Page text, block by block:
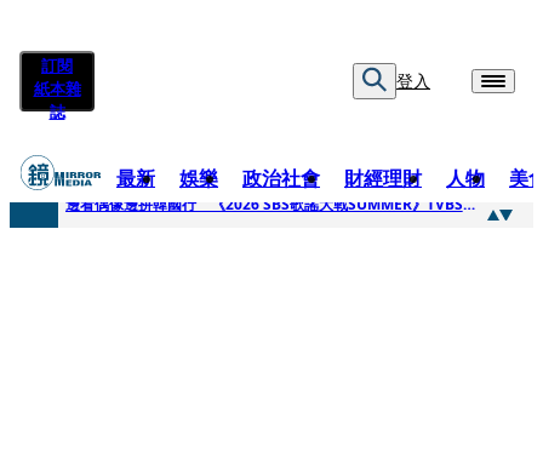
訂閱
紙本雜
誌
登入
最新 娛樂 政治社會 財經理財 人物 美
快訊
邊看偶像邊拚韓國行 《2026 SBS歌謠大戰SUMMER》TVBS直播祭追星福利